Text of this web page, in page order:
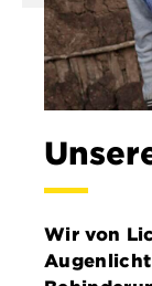
Wir von